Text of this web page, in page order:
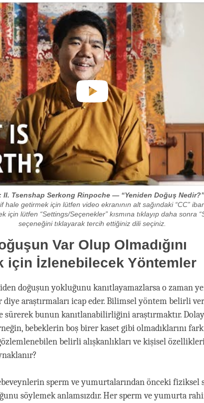
II. Tsenshap Serkong Rinpoche — “Yeniden Doğuş Nedir?”
hale getirmek için lütfen video ekranının alt sağındaki “CC”
için lütfen “Settings/Seçenekler” kısmına tıklayıp daha sonra
seçeneğini tıklayarak tercih ettiğiniz dili seçiniz.
Var Olup Olmadığını
için İzlenebilecek Yöntemler
doğuşun yokluğunu kanıtlayamazlarsa o zaman
diye araştırmaları icap eder. Bilimsel yöntem belirli
bunun kanıtlanabilirliğini araştırmaktır.
bebeklerin boş birer kaset gibi olmadıklarını
belirli alışkanlıkları ve kişisel özellikleri
sperm ve yumurtalarından önceki fiziksel
söylemek anlamsızdır. Her sperm ve yumurta